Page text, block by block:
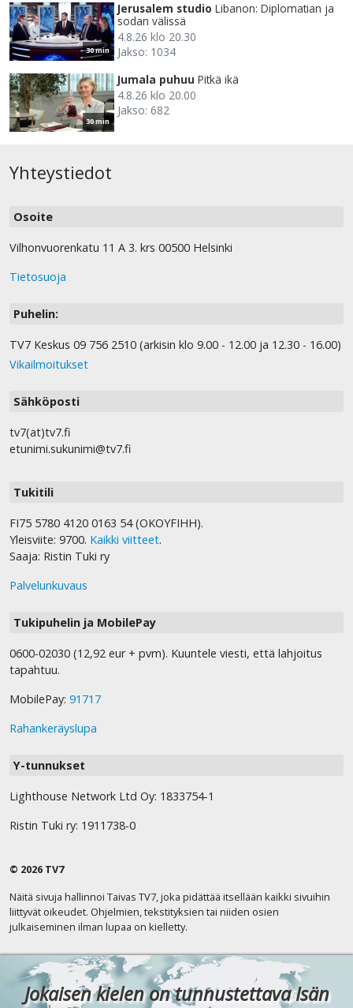
30 min
Jerusalem studio Libanon: Diplomatian ja
sodan välissä
4.8.26 klo 20.30
Jakso: 1034
30 min
Jumala puhuu Pitkä ikä
4.8.26 klo 20.00
Jakso: 682
Yhteystiedot
Osoite
Vilhonvuorenkatu 11 A 3. krs 00500 Helsinki
Tietosuoja
Puhelin:
TV7 Keskus 09 756 2510 (arkisin klo 9.00 - 12.00 ja 12.30 - 16.00)
Vikailmoitukset
Sähköposti
tv7(at)tv7.fi
etunimi.sukunimi@tv7.fi
Tukitili
FI75 5780 4120 0163 54 (OKOYFIHH).
Yleisviite: 9700. Kaikki viitteet.
Saaja: Ristin Tuki ry
Palvelunkuvaus
Tukipuhelin ja MobilePay
0600-02030 (12,92 eur + pvm). Kuuntele viesti, että lahjoitus
tapahtuu.
MobilePay: 91717
Rahankeräyslupa
Y-tunnukset
Lighthouse Network Ltd Oy: 1833754-1
Ristin Tuki ry: 1911738-0
© 2026 TV7
Näitä sivuja hallinnoi Taivas TV7, joka pidättää itsellään kaikki sivuihin
liittyvät oikeudet. Ohjelmien, tekstityksien tai niiden osien
julkaiseminen ilman lupaa on kielletty.
Jokaisen kielen on tunnustettava Isän